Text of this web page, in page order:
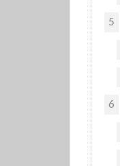
5
6